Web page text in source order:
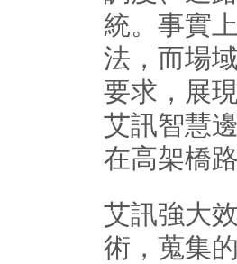
統。事實
法，而場
要求，展
艾訊智慧
在高架橋
艾訊強大
術，蒐集